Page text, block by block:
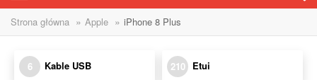
Strona główna » Apple » iPhone 8 Plus
6 Kable USB 210 Etui